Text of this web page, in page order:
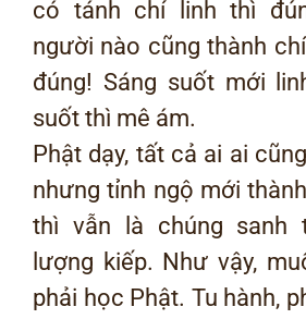
có tánh chí linh thì
người nào cũng thành
đúng! Sáng suốt mới
suốt thì mê ám.
Phật dạy, tất cả ai ai
nhưng tỉnh ngộ mới
thì vẫn là chúng sanh
lượng kiếp. Như vậy,
phải học Phật. Tu hành,